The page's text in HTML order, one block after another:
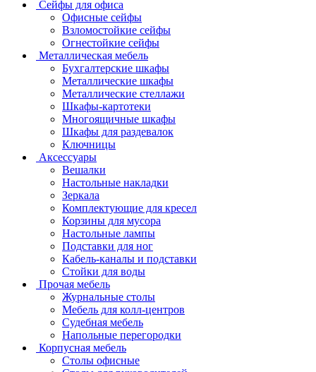
Сейфы для офиса
Офисные сейфы
Взломостойкие сейфы
Огнестойкие сейфы
Металлическая мебель
Бухгалтерские шкафы
Металлические шкафы
Металлические стеллажи
Шкафы-картотеки
Многоящичные шкафы
Шкафы для раздевалок
Ключницы
Аксессуары
Вешалки
Настольные накладки
Зеркала
Комплектующие для кресел
Корзины для мусора
Настольные лампы
Подставки для ног
Кабель-каналы и подставки
Стойки для воды
Прочая мебель
Журнальные столы
Мебель для колл-центров
Судебная мебель
Напольные перегородки
Корпусная мебель
Столы офисные